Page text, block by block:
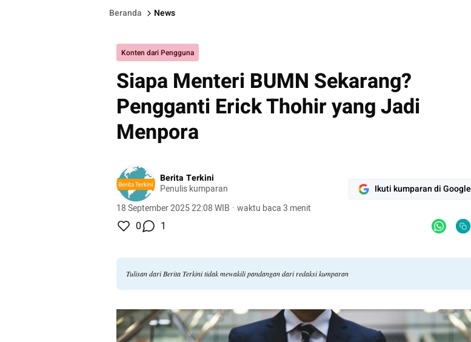
Beranda News
Konten dari Pengguna
Siapa Menteri BUMN Sekarang?
Pengganti Erick Thohir yang Jadi
Menpora
Berita Terkini
Penulis kumparan
18 September 2025 22:08 WIB · waktu baca 3 menit
Ikuti kumparan di Google
0 1
Tulisan dari Berita Terkini tidak mewakili pandangan dari redaksi kumparan